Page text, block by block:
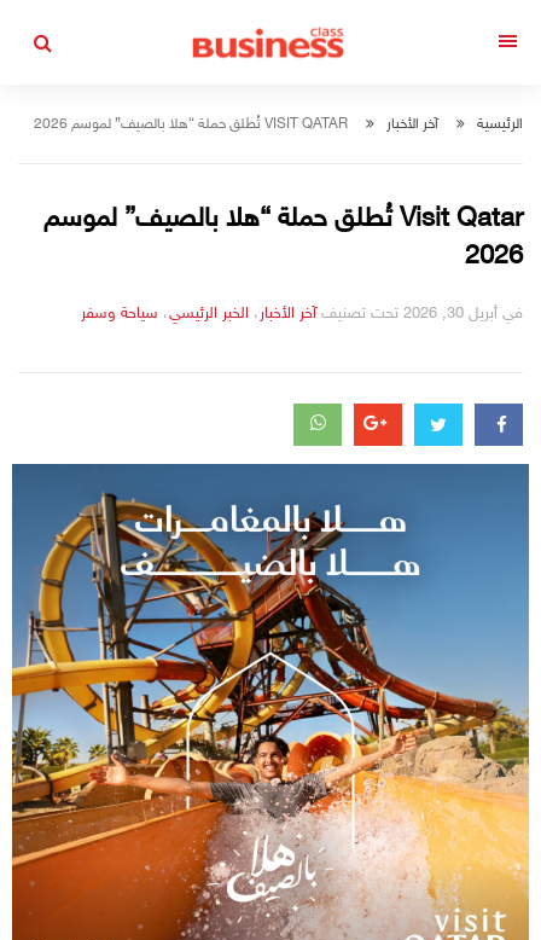
الرئيسية آخر الأخبار VISIT QATAR تُطلق حملة “هلا بالصيف” لموسم 2026
Visit Qatar تُطلق حملة “هلا بالصيف” لموسم
2026
في أبريل 30, 2026 تحت تصنيف التصانيف
آخر الأخبار ، الخبر الرئيسي، سياحة وسفر